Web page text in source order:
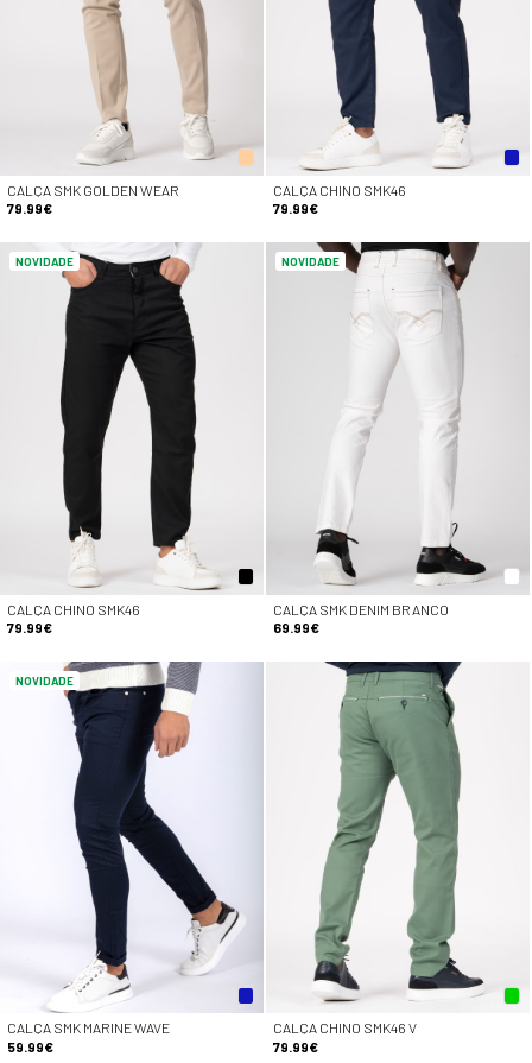
CALÇA SMK GOLDEN WEAR
79.99€
CALÇA CHINO SMK46
79.99€
NOVIDADE
CALÇA CHINO SMK46
79.99€
NOVIDADE
CALÇA SMK DENIM BRANCO
69.99€
NOVIDADE
CALÇA SMK MARINE WAVE
59.99€
CALÇA CHINO SMK46 V
79.99€